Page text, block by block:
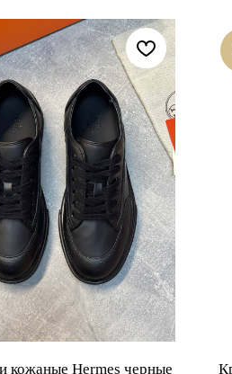
кожаные Hermes черные